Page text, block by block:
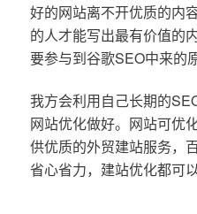
好的网站离不开优质的内
的人才能写出最有价值的
要参与到谷歌SEO中来的
我方会利用自己长期的
网站优化做好。网站可优
供优质的外贸建站服务，
省心省力，建站优化都可